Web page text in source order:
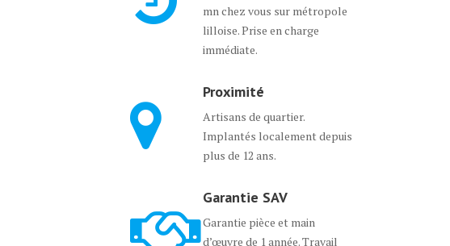
mn chez vous sur métropole
lilloise. Prise en charge
immédiate.
Proximité
Artisans de quartier.
Implantés localement depuis
plus de 12 ans.
Garantie SAV
Garantie pièce et main
d’œuvre de 1 année. Travail